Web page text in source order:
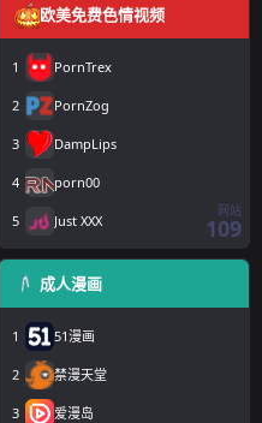
欧美免费色情视频
1 PornTrex
2 PornZog
3 DampLips
4 porn00
5 Just XXX
网站
109
成人漫画
1 51漫画
2 禁漫天堂
3 爱漫岛